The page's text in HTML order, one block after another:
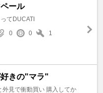
ール
てDUCATI
0 0 1
きの"マラ"
外見で衝動買い 購入してか